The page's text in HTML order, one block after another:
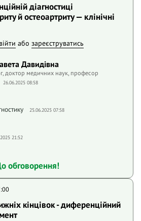
діагностиці
й остеоартриту — клінічні
або зареєструватись
Давидівна
доктор медичних наук, професор
26.06.2025 08:58
25.06.2025 07:58
21:52
обговорення!
кінцівок - диференційний